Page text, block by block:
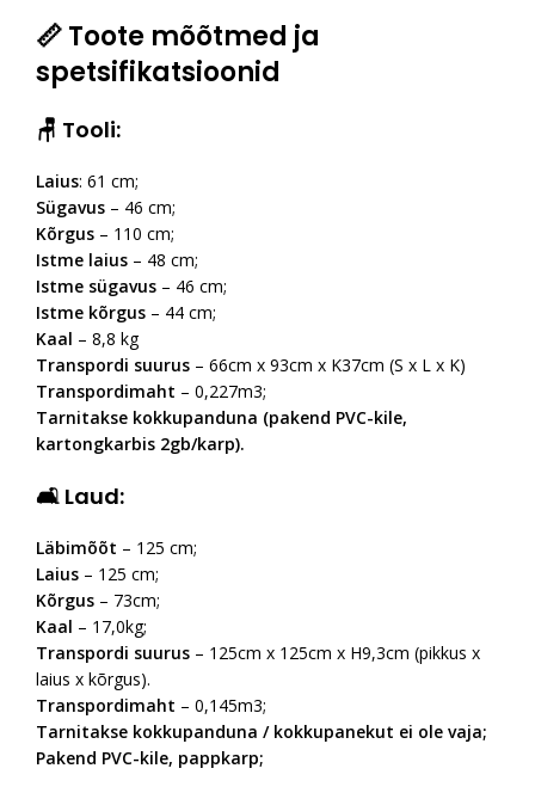
📏 Toote mõõtmed ja
spetsifikatsioonid
🪑 Tooli:
Laius: 61 cm;
Sügavus – 46 cm;
Kõrgus – 110 cm;
Istme laius – 48 cm;
Istme sügavus – 46 cm;
Istme kõrgus – 44 cm;
Kaal – 8,8 kg
Transpordi suurus – 66cm x 93cm x K37cm (S x L x K)
Transpordimaht – 0,227m3;
Tarnitakse kokkupanduna (pakend PVC-kile,
kartongkarbis 2gb/karp).
🛋 Laud:
Läbimõõt – 125 cm;
Laius – 125 cm;
Kõrgus – 73cm;
Kaal – 17,0kg;
Transpordi suurus – 125cm x 125cm x H9,3cm (pikkus x
laius x kõrgus).
Transpordimaht – 0,145m3;
Tarnitakse kokkupanduna / kokkupanekut ei ole vaja;
Pakend PVC-kile, pappkarp;